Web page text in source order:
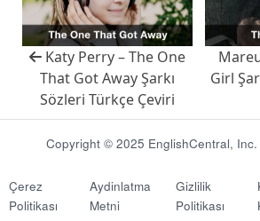
Katy Perry – The One
That Got Away Şarkı
Sözleri Türkçe Çeviri
Girl
Copyright © 2025 EnglishCentral, Inc.
Çerez
Politikası
Aydinlatma
Metni
Gizlilik
Politikası